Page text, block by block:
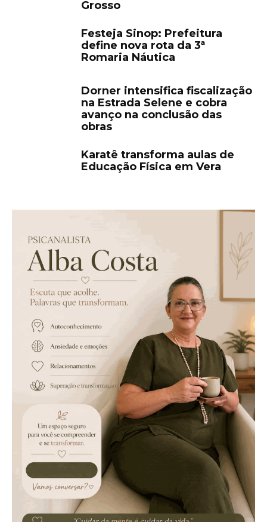
Grosso
Festeja Sinop: Prefeitura
define nova rota da 3ª
Romaria Náutica
Dorner intensifica fiscalização
na Estrada Selene e cobra
avanço na conclusão das
obras
Karatê transforma aulas de
Educação Física em Vera